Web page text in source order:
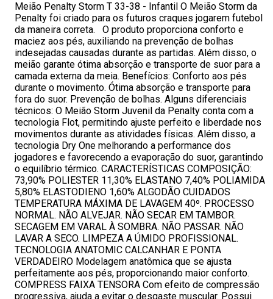
Meião Penalty Storm T 33-38 - Infantil O Meião Storm da
Penalty foi criado para os futuros craques jogarem futebol
da maneira correta. O produto proporciona conforto e
maciez aos pés, auxiliando na prevenção de bolhas
indesejadas causadas durante as partidas. Além disso, o
meião garante ótima absorção e transporte de suor para a
camada externa da meia. Benefícios: Conforto aos pés
durante o movimento. Ótima absorção e transporte para
fora do suor. Prevenção de bolhas. Alguns diferenciais
técnicos: O Meião Storm Juvenil da Penalty conta com a
tecnologia Flot, permitindo ajuste perfeito e liberdade nos
movimentos durante as atividades físicas. Além disso, a
tecnologia Dry One melhorando a performance dos
jogadores e favorecendo a evaporação do suor, garantindo
o equilíbrio térmico. CARACTERÍ­STICAS COMPOSIÇÃO:
73,90% POLIESTER 11,30% ELASTANO 7,40% POLIAMIDA
5,80% ELASTODIENO 1,60% ALGODÃO CUIDADOS
TEMPERATURA MÁXIMA DE LAVAGEM 40º. PROCESSO
NORMAL. NÃO ALVEJAR. NÃO SECAR EM TAMBOR.
SECAGEM EM VARAL À SOMBRA. NÃO PASSAR. NÃO
LAVAR A SECO. LIMPEZA A ÚMIDO PROFISSIONAL.
TECNOLOGIA ANATOMIC CALCANHAR E PONTA
VERDADEIRO Modelagem anatômica que se ajusta
perfeitamente aos pés, proporcionando maior conforto.
COMPRESS FAIXA TENSORA Com efeito de compressão
progressiva, ajuda a evitar o desgaste muscular. Possui